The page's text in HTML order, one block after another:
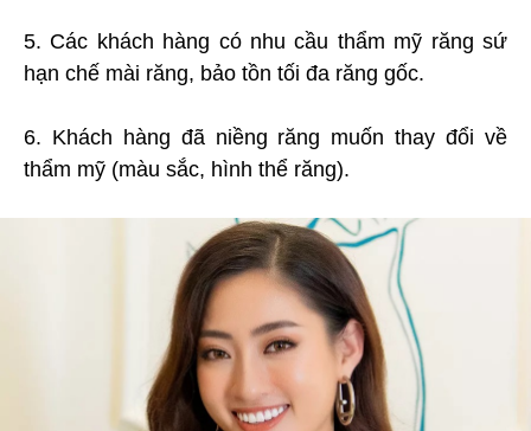
5. Các khách hàng có nhu cầu thẩm mỹ răng sứ
hạn chế mài răng, bảo tồn tối đa răng gốc.
6. Khách hàng đã niềng răng muốn thay đổi về
thẩm mỹ (màu sắc, hình thể răng).